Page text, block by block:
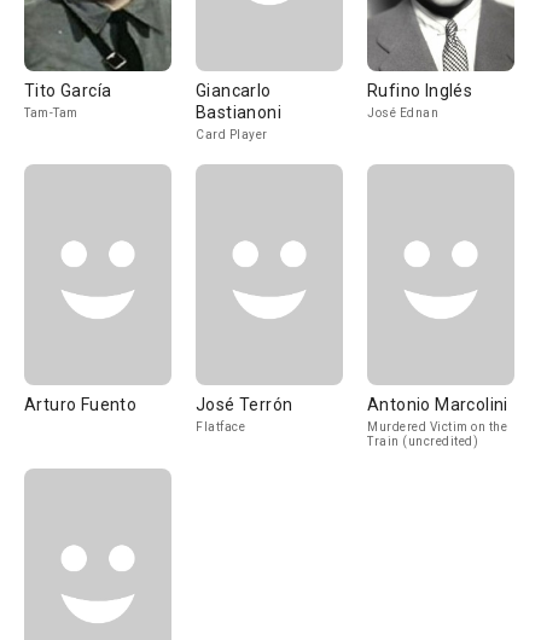
Tito García
Tam-Tam
Giancarlo
Bastianoni
Card Player
Rufino Inglés
José Ednan
Arturo Fuento José Terrón
Flatface
Antonio Marcolini
Murdered Victim on the
Train (uncredited)